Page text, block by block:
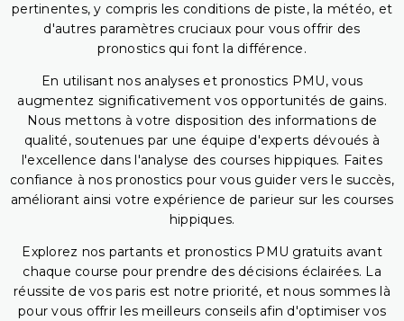
pertinentes, y compris les conditions de piste, la météo, et
d'autres paramètres cruciaux pour vous offrir des
pronostics qui font la différence.
En utilisant nos analyses et pronostics PMU, vous
augmentez significativement vos opportunités de gains.
Nous mettons à votre disposition des informations de
qualité, soutenues par une équipe d'experts dévoués à
l'excellence dans l'analyse des courses hippiques. Faites
confiance à nos pronostics pour vous guider vers le succès,
améliorant ainsi votre expérience de parieur sur les courses
hippiques.
Explorez nos partants et pronostics PMU gratuits avant
chaque course pour prendre des décisions éclairées. La
réussite de vos paris est notre priorité, et nous sommes là
pour vous offrir les meilleurs conseils afin d'optimiser vos